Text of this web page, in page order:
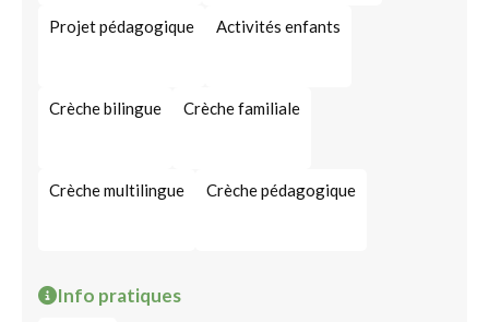
Projet pédagogique Activités enfants
Crèche bilingue Crèche familiale
Crèche multilingue Crèche pédagogique
Info pratiques